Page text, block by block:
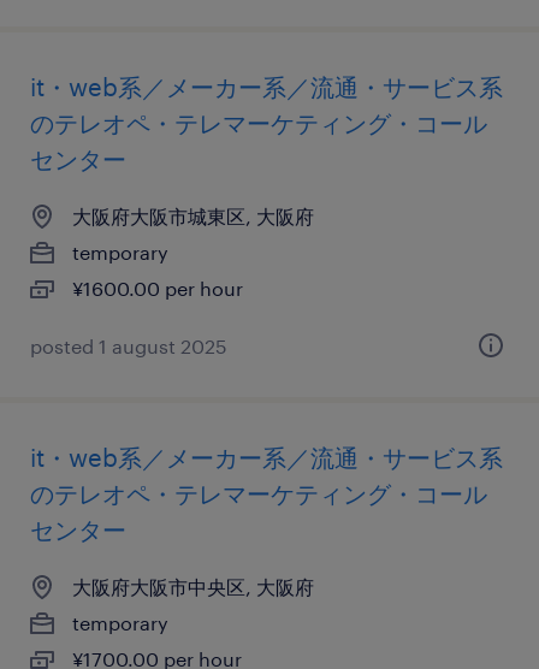
it・web系／メーカー系／流通・サービス系
のテレオペ・テレマーケティング・コール
センター
大阪府大阪市城東区, 大阪府
temporary
¥1600.00 per hour
posted 1 august 2025
it・web系／メーカー系／流通・サービス系
のテレオペ・テレマーケティング・コール
センター
大阪府大阪市中央区, 大阪府
temporary
¥1700.00 per hour